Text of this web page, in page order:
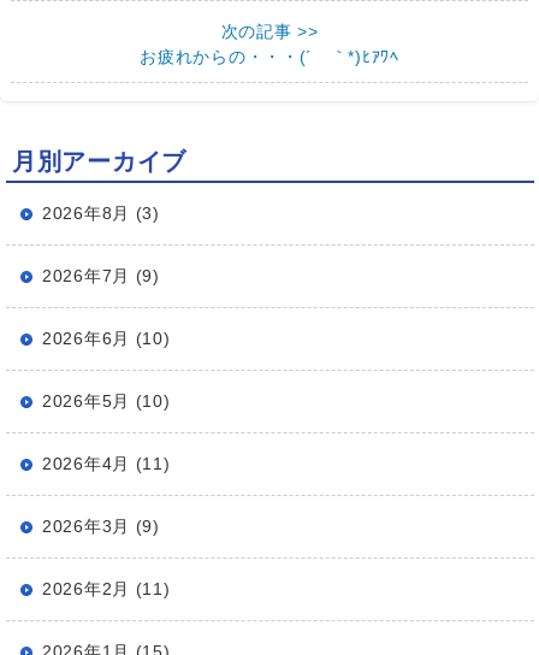
次の記事 >>
お疲れからの・・・(´ ｀*)ﾋｱﾜﾍ
月別アーカイブ
2026年8月 (3)
2026年7月 (9)
2026年6月 (10)
2026年5月 (10)
2026年4月 (11)
2026年3月 (9)
2026年2月 (11)